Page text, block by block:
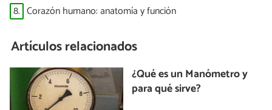
8. Corazón humano: anatomía y función
Artículos relacionados
¿Qué es un Manómetro y
para qué sirve?